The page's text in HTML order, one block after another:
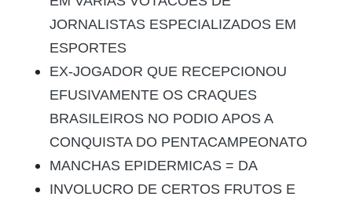
JORNALISTAS ESPECIALIZADOS EM
ESPORTES
EX-JOGADOR QUE RECEPCIONOU
EFUSIVAMENTE OS CRAQUES
BRASILEIROS NO PODIO APOS A
CONQUISTA DO PENTACAMPEONATO
MANCHAS EPIDERMICAS = DA
INVOLUCRO DE CERTOS FRUTOS E